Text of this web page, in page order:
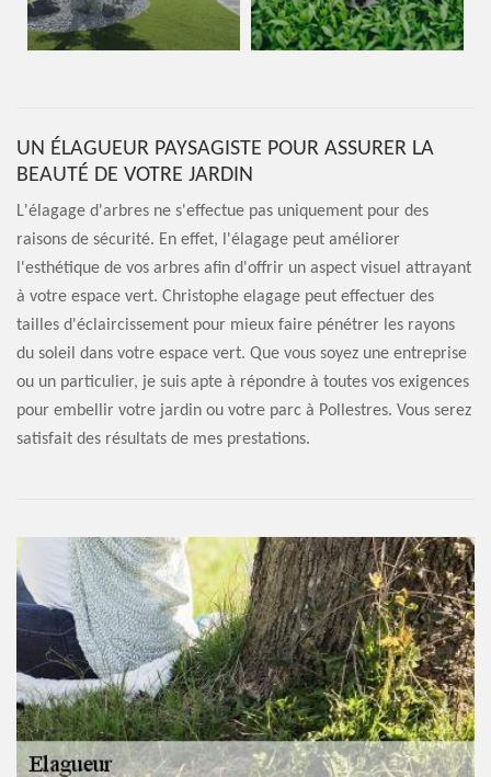
UN ÉLAGUEUR PAYSAGISTE POUR ASSURER LA
BEAUTÉ DE VOTRE JARDIN
L'élagage d'arbres ne s'effectue pas uniquement pour des
raisons de sécurité. En effet, l'élagage peut améliorer
l'esthétique de vos arbres afin d'offrir un aspect visuel attrayant
à votre espace vert. Christophe elagage peut effectuer des
tailles d'éclaircissement pour mieux faire pénétrer les rayons
du soleil dans votre espace vert. Que vous soyez une entreprise
ou un particulier, je suis apte à répondre à toutes vos exigences
pour embellir votre jardin ou votre parc à Pollestres. Vous serez
satisfait des résultats de mes prestations.